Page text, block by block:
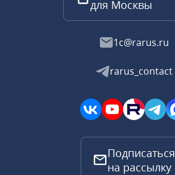
для Москвы
1c@rarus.ru
rarus_contact
Подписаться
на рассылку